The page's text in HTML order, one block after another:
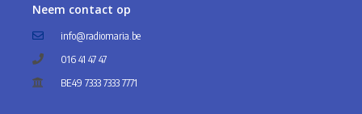
Neem contact op
info@radiomaria.be
016 41 47 47
BE49 7333 7333 7771